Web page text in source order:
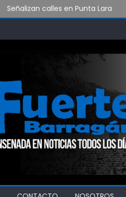
Señalizan calles en Punta Lara
Presentan el programa «Por el